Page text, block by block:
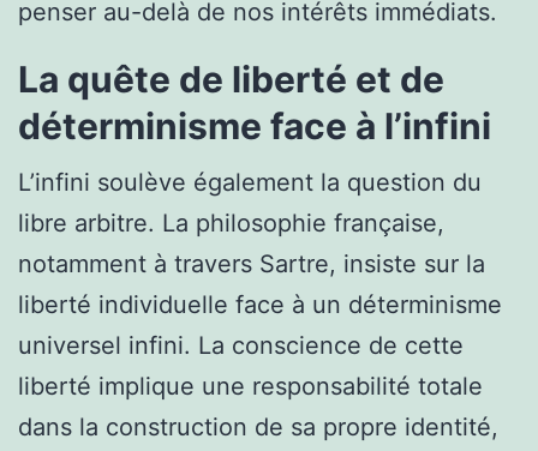
penser au-delà de nos intérêts immédiats.
La quête de liberté et de
déterminisme face à l’infini
L’infini soulève également la question du
libre arbitre. La philosophie française,
notamment à travers Sartre, insiste sur la
liberté individuelle face à un déterminisme
universel infini. La conscience de cette
liberté implique une responsabilité totale
dans la construction de sa propre identité,